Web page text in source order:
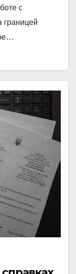
с
границей